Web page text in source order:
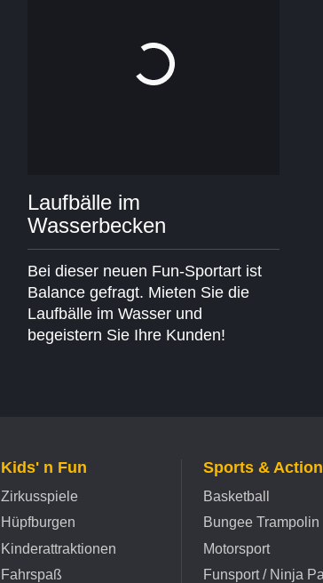
Laufbälle im
Wasserbecken
Bei dieser neuen Fun-Sportart ist
Balance gefragt. Mieten Sie die
Laufbälle im Wasser und
begeistern Sie Ihre Kunden!
Kids' n Fun
Zirkusspiele
Hüpfburgen
Kinderattraktionen
Fahrspaß
Sports & Action
Basketball
Bungee Trampolin
Motorsport